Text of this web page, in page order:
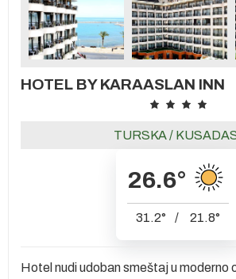
HOTEL BY KARAASLAN INN
TURSKA/
26.6°
31.2° / 21.8°
Hotel nudi udoban smeštaj u moderno